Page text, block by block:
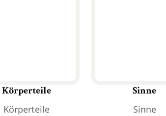
Körperteile
Körperteile
Sinne
Sinne